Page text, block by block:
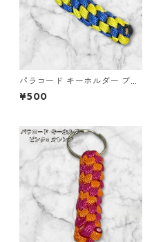
パラコード キーホルダー ブル
ー イエロー 編み込み s32
¥500